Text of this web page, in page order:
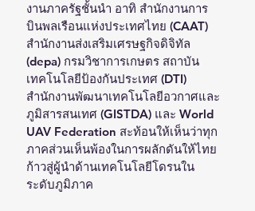
งานภาครัฐชั้นนำ อาทิ สำนักงานการ
บินพลเรือนแห่งประเทศไทย (CAAT)
สำนักงานส่งเสริมเศรษฐกิจดิจิทัล
(depa) กรมวิชาการเกษตร สถาบัน
เทคโนโลยีป้องกันประเทศ (DTI)
สำนักงานพัฒนาเทคโนโลยีอวกาศและ
ภูมิสารสนเทศ (GISTDA) และ World
UAV Federation สะท้อนให้เห็นว่าทุก
ภาคส่วนเห็นพ้องในการผลักดันให้ไทย
ก้าวสู่ผู้นำด้านเทคโนโลยีโดรนใน
ระดับภูมิภาค